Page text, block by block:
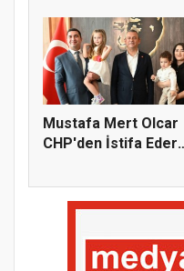
Mustafa Mert Olcar
CHP'den İstifa